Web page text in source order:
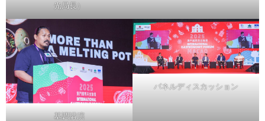
光局長）
基調講演
パネルディスカッション